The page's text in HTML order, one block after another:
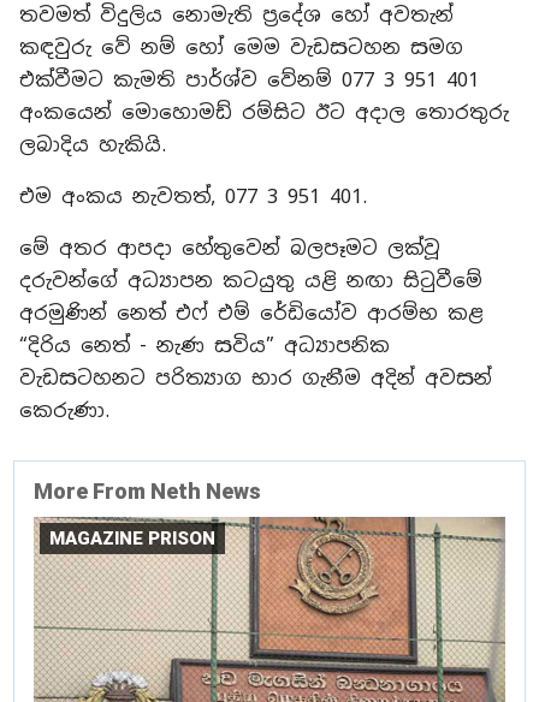
තවමත් විදුලිය නොමැති ප්‍රදේශ හෝ අවතැන්
කඳවුරු වේ නම් හෝ මෙම වැඩසටහන සමග
එක්වීමට කැමති පාර්ශ්ව වේනම් 077 3 951 401
අංකයෙන් මොහොමඩ් රම්සිට ඊට අදාල තොරතුරු
ලබාදිය හැකියි.
එම අංකය නැවතත්, 077 3 951 401.
මේ අතර ආපදා හේතුවෙන් බලපෑමට ලක්වූ
දරුවන්ගේ අධ්‍යාපන කටයුතු යළි නඟා සිටුවීමේ
අරමුණින් නෙත් එෆ් එම් රේඩියෝව ආරම්භ කළ
“දිරිය නෙත් - නැණ සවිය” අධ්‍යාපනික
වැඩසටහනට පරිත්‍යාග භාර ගැනීම අදින් අවසන්
කෙරුණා.
More From Neth News
MAGAZINE PRISON